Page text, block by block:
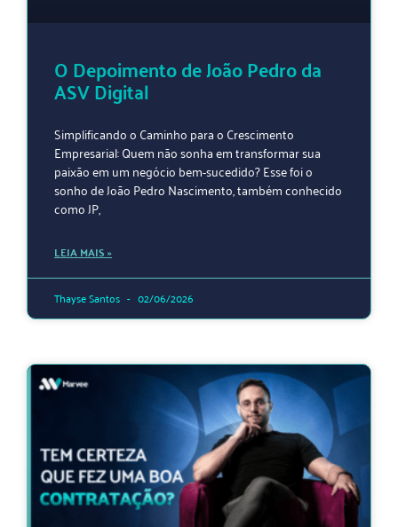
O Depoimento de João Pedro da
ASV Digital
Simplificando o Caminho para o Crescimento
Empresarial: Quem não sonha em transformar sua
paixão em um negócio bem-sucedido? Esse foi o
sonho de João Pedro Nascimento, também conhecido
como JP,
LEIA MAIS »
Thayse Santos 02/06/2026